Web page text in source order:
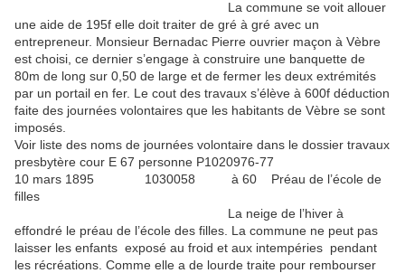
La commune se voit allouer
une aide de 195f elle doit traiter de gré à gré avec un
entrepreneur. Monsieur Bernadac Pierre ouvrier maçon à Vèbre
est choisi, ce dernier s’engage à construire une banquette de
80m de long sur 0,50 de large et de fermer les deux extrémités
par un portail en fer. Le cout des travaux s’élève à 600f déduction
faite des journées volontaires que les habitants de Vèbre se sont
imposés.
Voir liste des noms de journées volontaire dans le dossier travaux
presbytère cour E 67 personne P1020976-77
10 mars 1895 1030058 à 60 Préau de l’école de
filles
La neige de l’hiver à
effondré le préau de l’école des filles. La commune ne peut pas
laisser les enfants exposé au froid et aux intempéries pendant
les récréations. Comme elle a de lourde traite pour rembourser